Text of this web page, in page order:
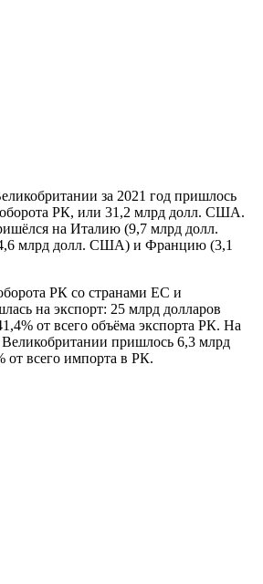
за 2021 год пришлось
РК, или 31,2 млрд долл. США.
на Италию (9,7 млрд долл.
млрд долл. США) и Францию (3,1
РК со странами ЕС и
на экспорт: 25 млрд долларов
от всего объёма экспорта РК. На
пришлось 6,3 млрд
всего импорта в РК.